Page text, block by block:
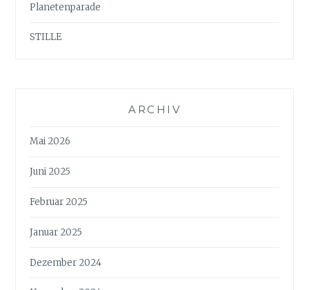
Planetenparade
STILLE
ARCHIV
Mai 2026
Juni 2025
Februar 2025
Januar 2025
Dezember 2024